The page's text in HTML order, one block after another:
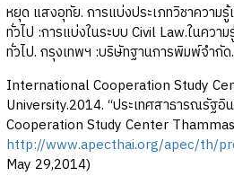
หยุด แสงอุทัย. การแบ่งประเภทวิชาความ
ทั่วไป :การแบ่งในระบบ Civil Law.ในควา
ทั่วไป. กรุงเทพฯ :บริษัทฐานการพิมพ์จำกั
International Cooperation Study
University.2014. “ประเทศสาธารณรัฐ
Cooperation Study Center
http://www.apecthai.org/apec/th/
May 29,2014)